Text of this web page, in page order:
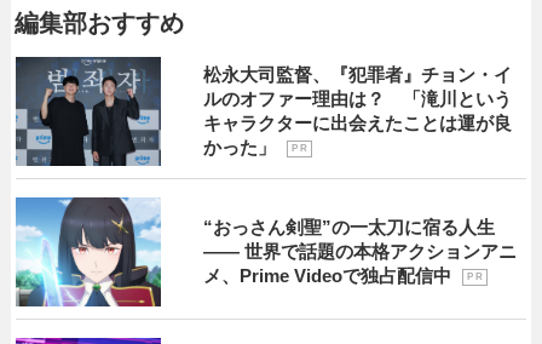
編集部おすすめ
松永大司監督、『犯罪者』チョン・イ
ルのオファー理由は？ 「滝川という
キャラクターに出会えたことは運が良
かった」
P R
“おっさん剣聖”の一太刀に宿る人生
―― 世界で話題の本格アクションアニ
メ、Prime Videoで独占配信中
P R